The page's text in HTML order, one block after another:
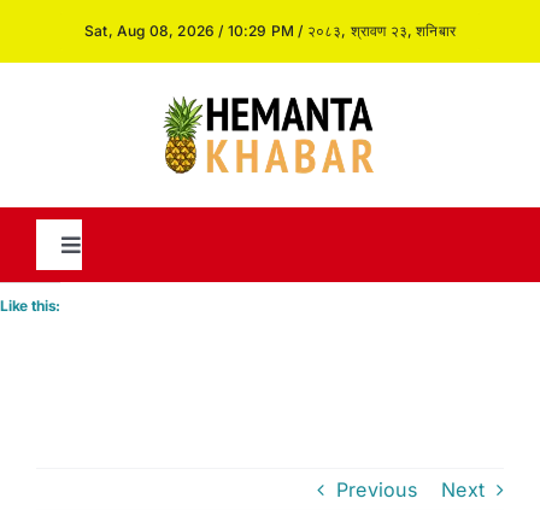
Sat, Aug 08, 2026 / 10:29 PM / २०८३, श्रावण २३, शनिबार
Toggle
Navigation
Like this:
Previous Next